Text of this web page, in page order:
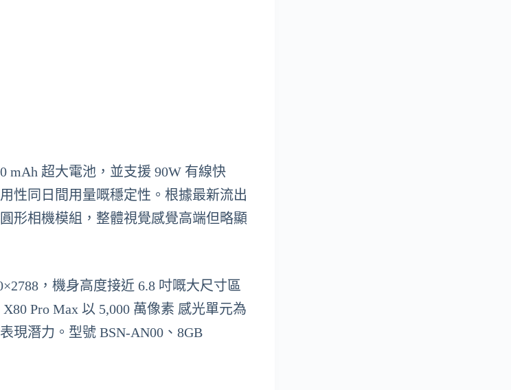
mAh 超大電池，並支援 90W 有線快
性同日間用量嘅穩定性。根據最新流出
形相機模組，整體視覺感覺高端但略顯
，機身高度接近 6.8 吋嘅大尺寸區
Pro Max 以 5,000 萬像素 感光單元為
現潛力。型號 BSN-AN00、8GB